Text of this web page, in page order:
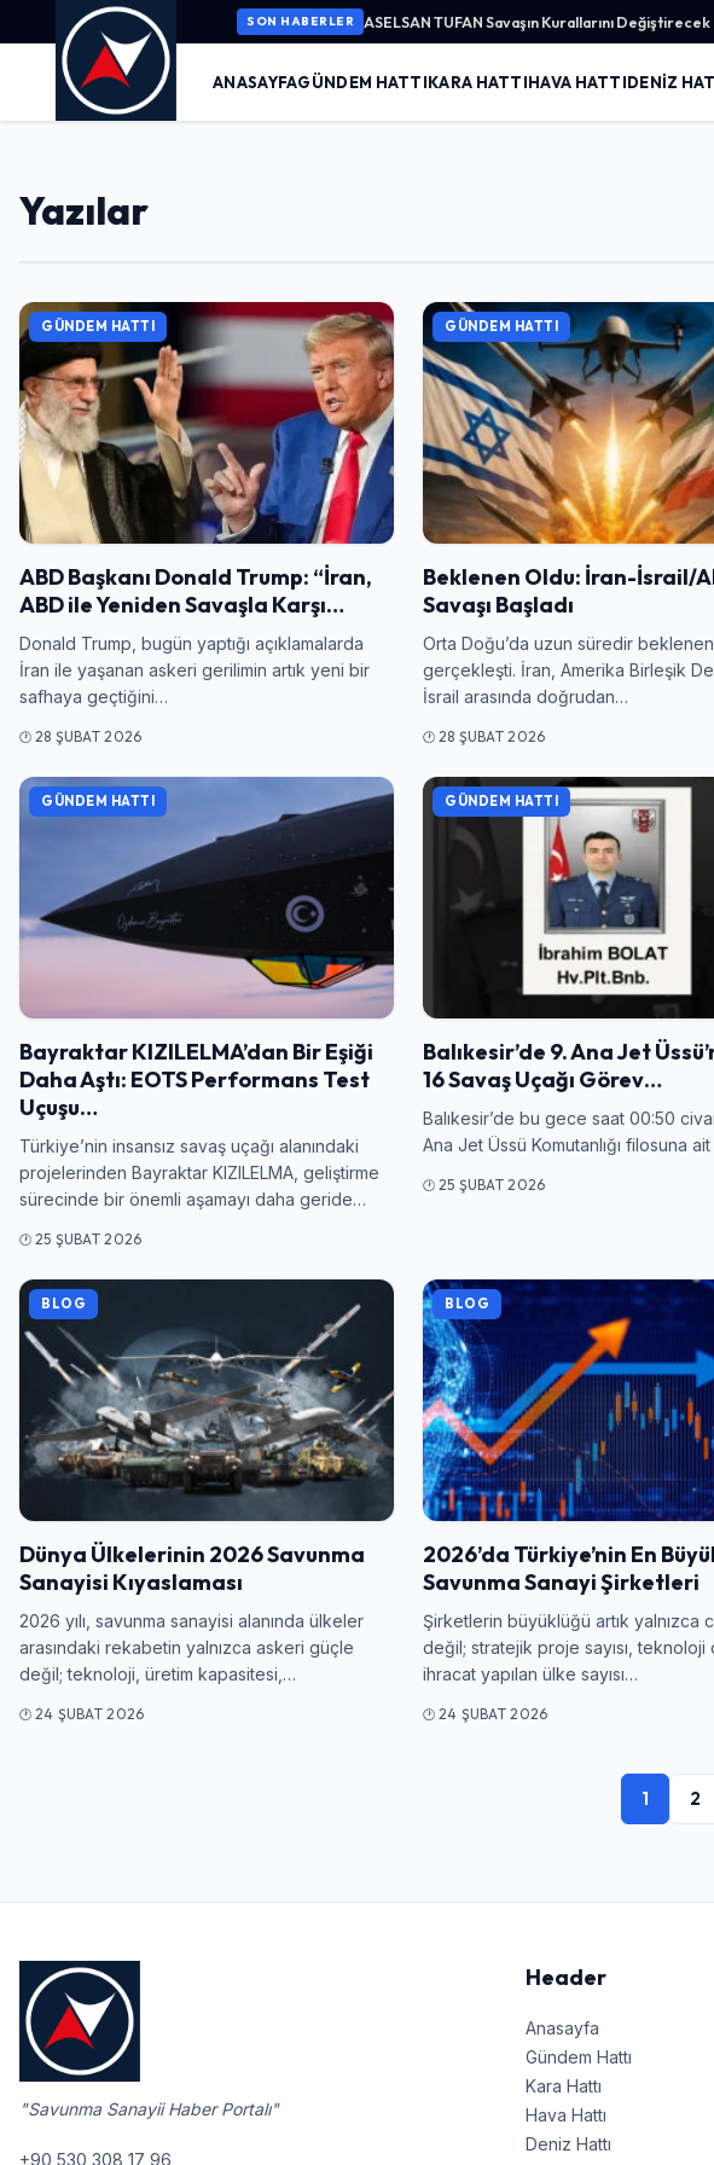
SON HABERLER ASELSAN TUFAN Savaşın Kurallarını Değiştirecek
ANASAYFAGÜNDEM HATTIKARA HATTIHAVA HATTIDENIZ
Yazılar
GÜNDEM HATTI
ABD Başkanı Donald Trump: “İran,
ABD ile Yeniden Savaşla Karşı…
Donald Trump, bugün yaptığı açıklamalarda
İran ile yaşanan askeri gerilimin artık yeni bir
safhaya geçtiğini…
28 ŞUBAT 2026
GÜNDEM HATTI
Beklenen Oldu: İran-İsrail/
Savaşı Başladı
Orta Doğu’da uzun süredir
gerçekleşti. İran, Amerika Birleşik
İsrail arasında doğrudan…
28 ŞUBAT 2026
GÜNDEM HATTI
Bayraktar KIZILELMA’dan Bir Eşiği
Daha Aştı: EOTS Performans Test
Uçuşu…
Türkiye’nin insansız savaş uçağı alanındaki
projelerinden Bayraktar KIZILELMA, geliştirme
sürecinde bir önemli aşamayı daha geride…
25 ŞUBAT 2026
GÜNDEM HATTI
Balıkesir’de 9. Ana Jet
16 Savaş Uçağı Görev…
Balıkesir’de bu gece saat 00:50
Ana Jet Üssü Komutanlığı filosuna
25 ŞUBAT 2026
BLOG
Dünya Ülkelerinin 2026 Savunma
Sanayisi Kıyaslaması
2026 yılı, savunma sanayisi alanında ülkeler
arasındaki rekabetin yalnızca askeri güçle
değil; teknoloji, üretim kapasitesi,…
24 ŞUBAT 2026
BLOG
2026’da Türkiye’nin En
Savunma Sanayi Şirketleri
Şirketlerin büyüklüğü artık yalnızca
değil; stratejik proje sayısı, teknoloji
ihracat yapılan ülke sayısı…
24 ŞUBAT 2026
1 2
"Savunma Sanayii Haber Portalı"
+90 530 308 17 96
Header
Anasayfa
Gündem Hattı
Kara Hattı
Hava Hattı
Deniz Hattı
Giriş Yap
Kullanıcı Adı
Şifre